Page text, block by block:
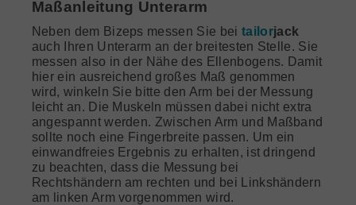
Maßanleitung Unterarm
Neben dem Bizeps messen Sie bei tailorjack
auch Ihren Unterarm an der breitesten Stelle. Sie
messen also in der Nähe des Ellenbogens. Damit
hier ein ausreichend großes Maß genommen
wird, winkeln Sie bitte den Arm bei der Messung
leicht an. Die Muskeln müssen dabei nicht extra
angespannt werden. Zwischen Arm und Maßband
sollte noch eine Fingerbreite passen. Um ein
einwandfreies Ergebnis zu erhalten, ist dringend
zu beachten, dass die Messung bei
Rechtshändern am rechten und bei Linkshändern
am linken Arm vorgenommen wird.